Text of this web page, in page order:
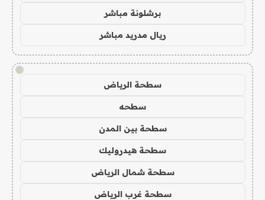
برشلونة مباشر
ريال مدريد مباشر
!
سطحة الرياض
سطحه
سطحة بين المدن
سطحة هيدروليك
سطحة شمال الرياض
سطحة غرب الرياض